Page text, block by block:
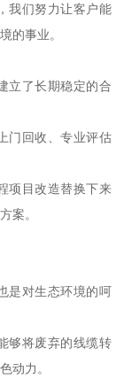
我们努力让客户能
的事业。
立了长期稳定的合
门回收、专业评估
项目改造替换下来
案。
是对生态环境的呵
够将废弃的线缆转
动力。